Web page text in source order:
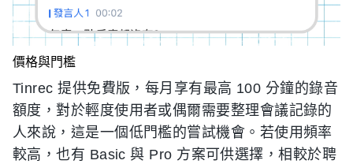
價格與門檻
Tinrec 提供免費版，每月享有最高 100 分鐘的錄音
額度，對於輕度使用者或偶爾需要整理會議記錄的
人來說，這是一個低門檻的嘗試機會。若使用頻率
較高，也有 Basic 與 Pro 方案可供選擇，相較於聘